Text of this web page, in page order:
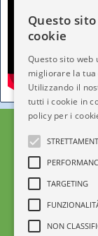
Editore:
Testata
Numero
Direttore
Questo
cookie
Questo sito web
migliorare la
Utilizzando il
tutti i cookie in
policy per i
TARGETING
NON